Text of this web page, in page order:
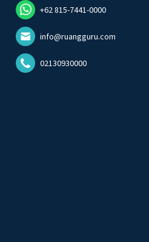
+62 815-7441-0000
info@ruangguru.com
02130930000